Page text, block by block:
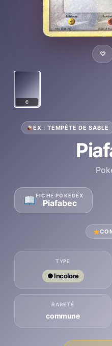
♡
C
EX : TEMPÊTE DE SABLE
FICHE POKÉDEX
Piafabec
TYPE
● Incolore
RARETÉ
commune